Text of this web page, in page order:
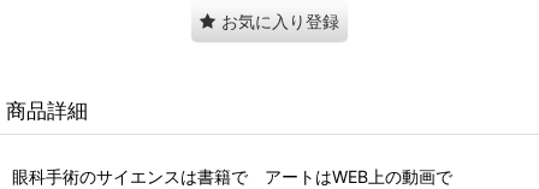
お気に入り登録
商品詳細
眼科手術のサイエンスは書籍で アートはWEB上の動画で